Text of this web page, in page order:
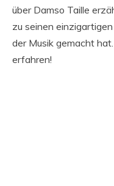
über Damso Taille
zu seinen
der Musik gemacht
erfahren!